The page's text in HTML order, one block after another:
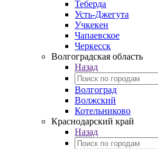
Теберда
Усть-Джегута
Учкекен
Чапаевское
Черкесск
Волгоградская область
Назад
Волгоград
Волжский
Котельниково
Краснодарский край
Назад